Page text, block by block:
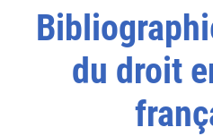
du droit